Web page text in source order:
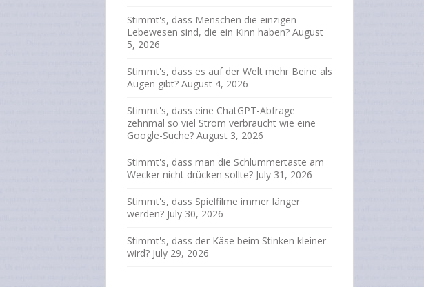
Stimmt's, dass Menschen die einzigen
Lebewesen sind, die ein Kinn haben? August
5, 2026
Stimmt's, dass es auf der Welt mehr Beine als
Augen gibt? August 4, 2026
Stimmt's, dass eine ChatGPT-Abfrage
zehnmal so viel Strom verbraucht wie eine
Google-Suche? August 3, 2026
Stimmt's, dass man die Schlummertaste am
Wecker nicht drücken sollte? July 31, 2026
Stimmt's, dass Spielfilme immer länger
werden? July 30, 2026
Stimmt's, dass der Käse beim Stinken kleiner
wird? July 29, 2026